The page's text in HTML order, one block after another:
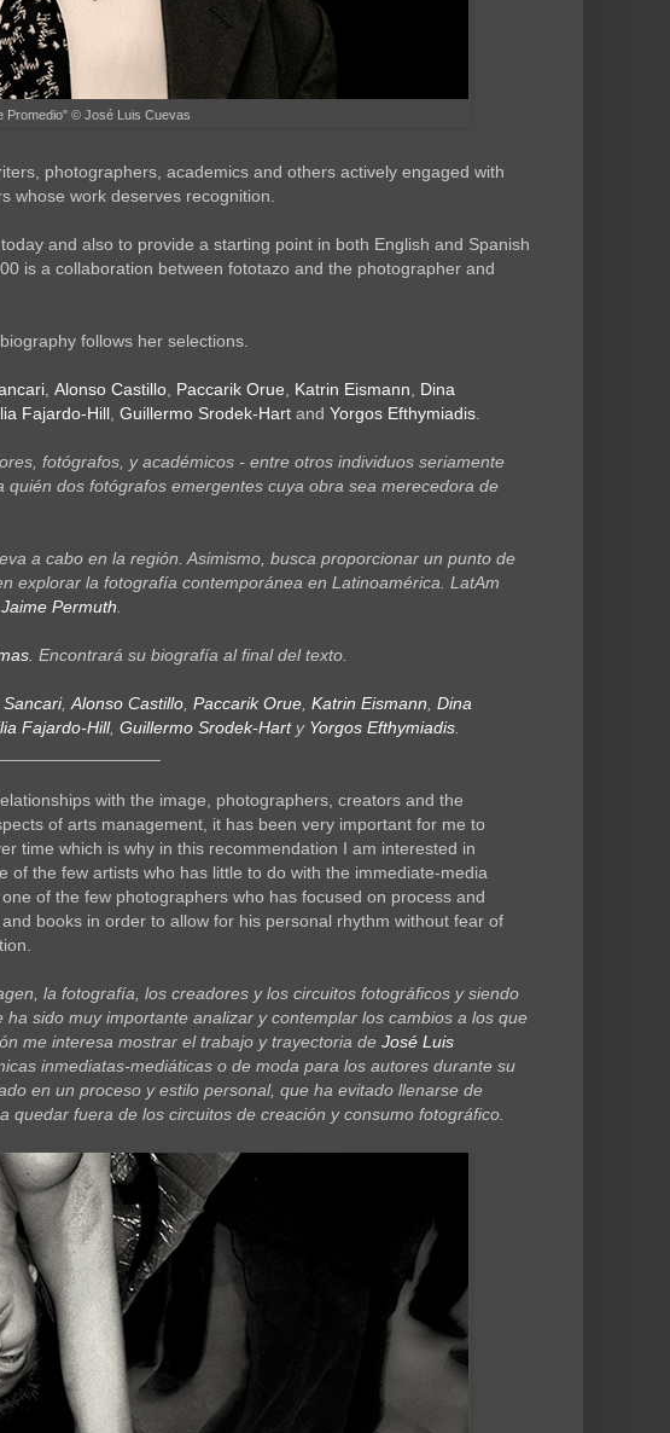
Promedio" © José Luis Cuevas
photographers, academics and others actively engaged with
whose work deserves recognition.
and also to provide a starting point in both English and Spanish
is a collaboration between fototazo and the photographer and
biography follows her selections.
Alonso Castillo Paccarik Orue Katrin Eismann
Dina
Fajardo-Hill Guillermo Srodek-Hart and Yorgos Efthymiadis
fotógrafos, y académicos - entre otros individuos seriamente
dos fotógrafos emergentes cuya obra sea merecedora de
a cabo en la región. Asimismo, busca proporcionar un punto de
explorar la fotografía contemporánea en Latinoamérica. LatAm
Jaime Permuth
Encontrará su biografía al final del texto.
, Alonso Castillo Paccarik Orue Katrin Eismann Dina
Fajardo-Hill, Guillermo Srodek-Harty Yorgos Efthymiadis
with the image, photographers, creators and the
of arts management, it has been very important for me to
time which is why in this recommendation I am interested in
of the few artists who has little to do with the immediate-media
of the few photographers who has focused on process and
books in order to allow for his personal rhythm without fear of
la fotografía, los creadores y los circuitos fotográficos y siendo
sido muy importante analizar y contemplar los cambios a los que
me interesa mostrar el trabajo y trayectoria de José Luis
inmediatas-mediáticas o de moda para los autores durante su
en un proceso y estilo personal, que ha evitado llenarse de
fuera de los circuitos de creación y consumo fotográfico.